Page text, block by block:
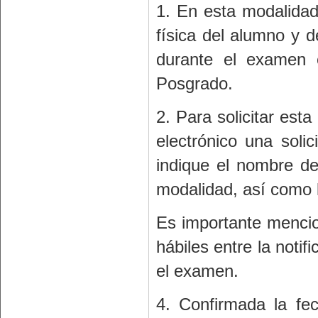
1. En esta
física del alumno y
durante el
Posgrado.
2. Para solicitar
electrónico una
indique el nombre
modalidad, así
Es importante
hábiles entre la
el examen.
4. Confirmada la